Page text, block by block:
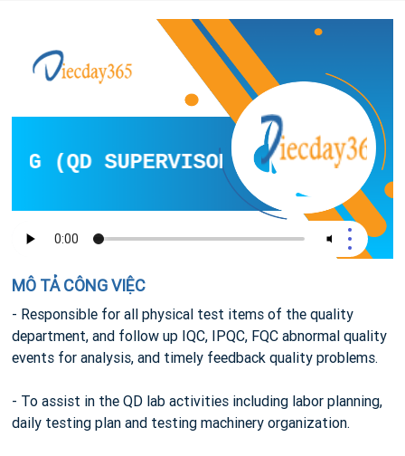
(QD SUPERVISOR)
MÔ TẢ CÔNG VIỆC
- Responsible for all physical test items of the quality
department, and follow up IQC, IPQC, FQC abnormal quality
events for analysis, and timely feedback quality problems.
- To assist in the QD lab activities including labor planning,
daily testing plan and testing machinery organization.